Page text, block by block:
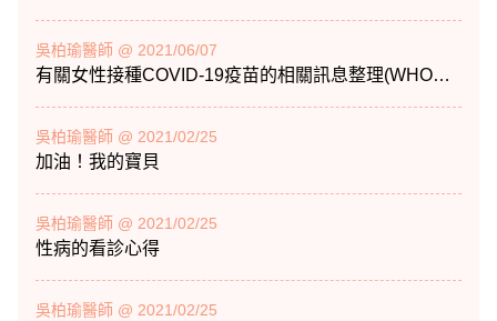
吳柏瑜醫師 @ 2021/06/07
有關女性接種COVID-19疫苗的相關訊息整理(WHO及美國CDC、FDA)
吳柏瑜醫師 @ 2021/02/25
加油！我的寶貝
吳柏瑜醫師 @ 2021/02/25
性病的看診心得
吳柏瑜醫師 @ 2021/02/25